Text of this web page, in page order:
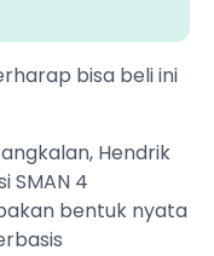
bisa beli ini
Hendrik
SMAN 4
bentuk nyata